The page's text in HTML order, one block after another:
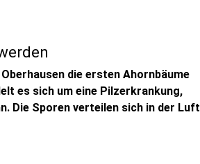
die ersten Ahornbäume
es sich um eine Pilzerkrankung,
Die Sporen verteilen sich in der Luft